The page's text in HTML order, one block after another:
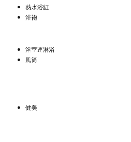
熱水浴缸
浴袍
浴室連淋浴
風筒
健美